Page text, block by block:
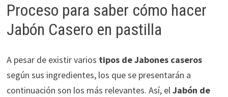
Proceso para saber cómo hacer
Jabón Casero en pastilla
A pesar de existir varios tipos de Jabones caseros
según sus ingredientes, los que se presentarán a
continuación son los más relevantes. Así, elJabón de